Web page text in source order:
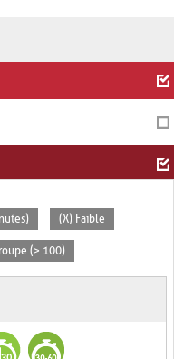
(X) Faible
(> 100)